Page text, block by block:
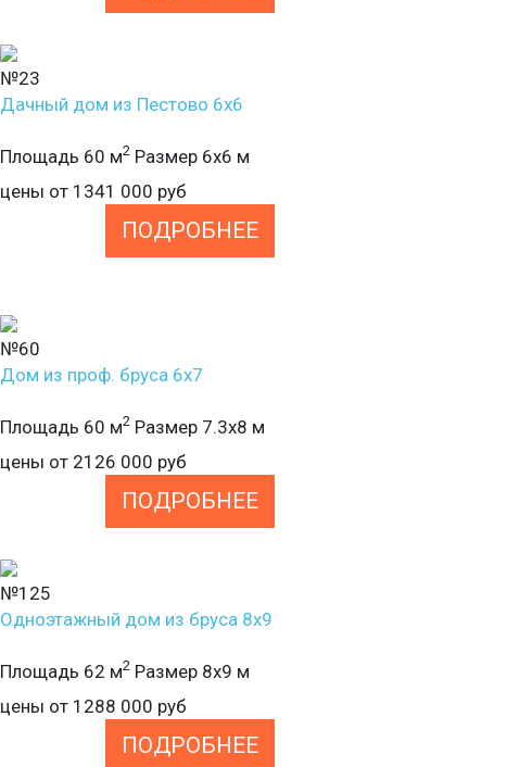
№23
Дачный дом из Пестово 6х6
Площадь 60 м2 Размер 6х6 м
цены от 1341 000 руб
ПОДРОБНЕЕ
№60
Дом из проф. бруса 6х7
Площадь 60 м2 Размер 7.3х8 м
цены от 2126 000 руб
ПОДРОБНЕЕ
№125
Одноэтажный дом из бруса 8х9
Площадь 62 м2 Размер 8х9 м
цены от 1288 000 руб
ПОДРОБНЕЕ